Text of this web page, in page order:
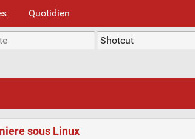
Quotidien
sous Linux